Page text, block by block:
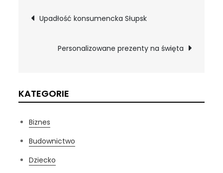
Nawigacja
wpisu
Upadłość konsumencka Słupsk
Personalizowane prezenty na święta
KATEGORIE
Biznes
Budownictwo
Dziecko